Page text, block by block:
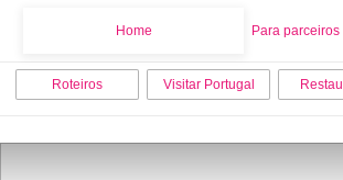
Home Para parceiros
Roteiros Visitar Portugal